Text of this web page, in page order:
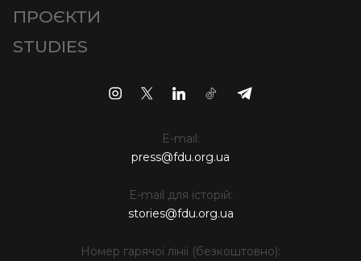
ПРОЄКТИ
STUDIES
E-mail:
press@fdu.org.ua
E-mail для історій:
stories@fdu.org.ua
Номер гарячої лінії (безкоштовно):